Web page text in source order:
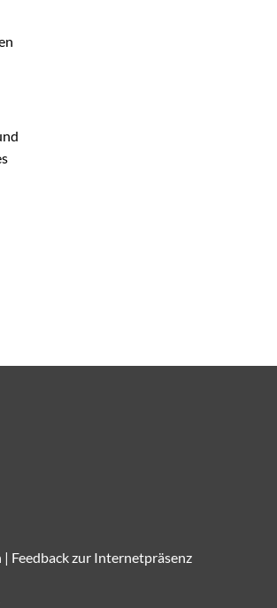
| Feedback zur Internetpräsenz